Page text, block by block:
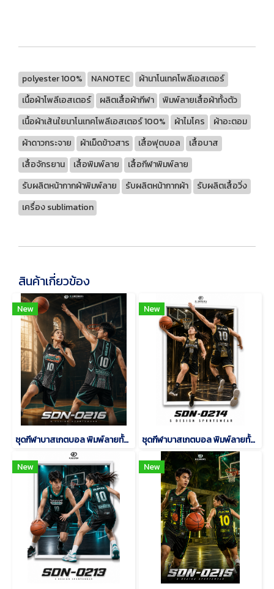
polyester 100% NANOTEC
ผ้านาโนเทคโพลีเอสเตอร์
เนื้อผ้าโพลีเอสเตอร์
ผลิตเสื้อผ้ากีฬา
พิมพ์ลายเสื้อผ้าทั้งตัว
เนื้อผ้าเส้นใยนาโนเทคโพลีเอสเตอร์ 100%
ผ้าไมโคร
ผ้าอะตอม
ผ้าดาวกระจาย
ผ้าเม็ดข้าวสาร เสื้อฟุตบอล
เสื้อบาส
เสื้อจักรยาน
เสื้อพิมพ์ลาย
เสื้อกีฬาพิมพ์ลาย
รับผลิตหน้ากากผ้าพิมพ์ลาย
รับผลิตหน้ากากผ้า
รับผลิตเสื้อวิ่ง
เครื่อง sublimation
สินค้าเกี่ยวข้อง
New
ชุดกีฬาบาสเกตบอล พิมพ์ลายทั้งตัว เนื้อผ้า "นาโนเทค" SDN-0216
New
ชุดกีฬาบาสเกตบอล พิมพ์ลายทั้งตัว เนื้อผ้า "นาโนเทค" SDN-0214
New New